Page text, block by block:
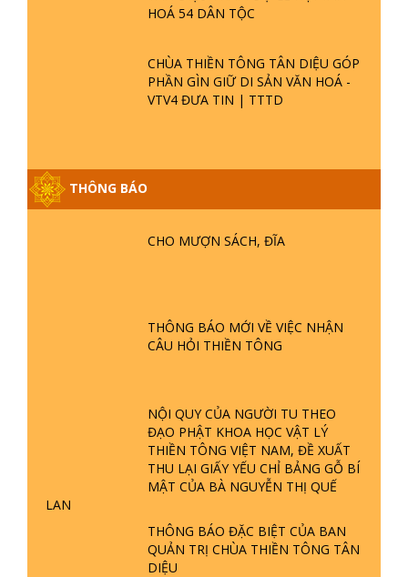
HOÁ 54 DÂN TỘC
CHÙA THIỀN TÔNG TÂN DIỆU GÓP
PHẦN GÌN GIỮ DI SẢN VĂN HOÁ -
VTV4 ĐƯA TIN | TTTD
THÔNG BÁO
CHO MƯỢN SÁCH, ĐĨA
THÔNG BÁO MỚI VỀ VIỆC NHẬN
CÂU HỎI THIỀN TÔNG
NỘI QUY CỦA NGƯỜI TU THEO
ĐẠO PHẬT KHOA HỌC VẬT LÝ
THIỀN TÔNG VIỆT NAM, ĐỀ XUẤT
THU LẠI GIẤY YẾU CHỈ BẢNG GỖ BÍ
MẬT CỦA BÀ NGUYỄN THỊ QUẾ
LAN
THÔNG BÁO ĐẶC BIỆT CỦA BAN
QUẢN TRỊ CHÙA THIỀN TÔNG TÂN
DIỆU
GIẢI ĐÁP ĐẶC BIỆT P25 - SUỐT 49
TTTD
TĂNG? | TTTD
GIẢI ĐÁP THIỀN TÔNG ĐẶC BIỆT P22
- TẠI SAO TRÁI ĐẤT NHIỀU THIÊN TAI
- LŨ LỤT - HỎA HOẠN | TTTD
GIẢI ĐÁP THIỀN TÔNG ĐẶC BIỆT P21
- TẠI SAO ĐỨC PHẬT BƯỚC ĐI 7
BƯỚC TRÊN HOA SEN ? | TTTD